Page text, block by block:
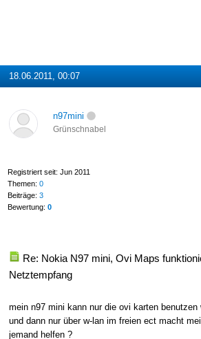
18.06.2011, 00:07
n97mini
Grünschnabel
Registriert seit: Jun 2011
Themen: 0
Beiträge: 3
Bewertung: 0
Re: Nokia N97 mini, Ovi Maps
Netztempfang
mein n97 mini kann nur die ovi karten
und dann nur über w-lan im freien ect macht
jemand helfen ?